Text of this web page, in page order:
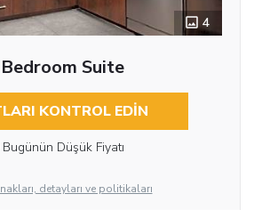
4
Suite
KONTROL EDIN
Bugünün Düşük Fiyatı
detayları ve politikaları